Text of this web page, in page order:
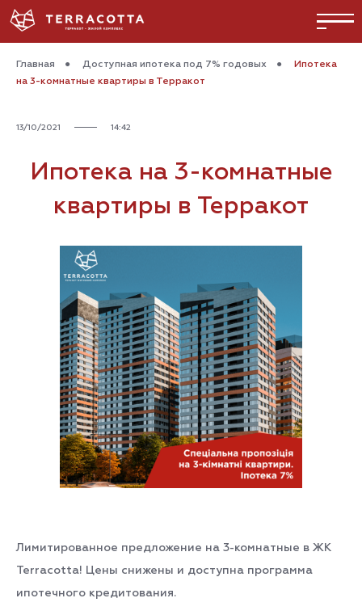
Главная ● Доступная ипотека под 7% годовых ●
Ипотека
на 3-комнатные квартиры в Терракот
13/10/2021 14:42
Ипотека на 3-комнатные
квартиры в Терракот
Лимитированное предложение на 3-комнатные в ЖК
Terracotta! Цены снижены и доступна программа
ипотечного кредитования.